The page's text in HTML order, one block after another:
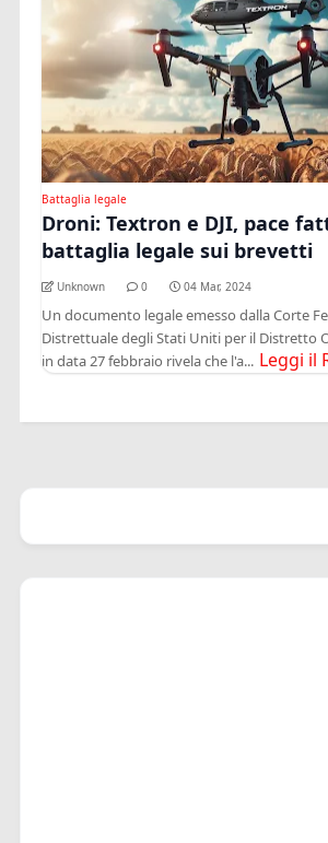
Battaglia legale
Droni: Textron e DJI, pace
battaglia legale sui brevetti
Unknown 0 04 Mar, 2024
Un documento legale emesso dalla Corte
Distrettuale degli Stati Uniti per il Distretto
in data 27 febbraio rivela che l'a... Leggi il